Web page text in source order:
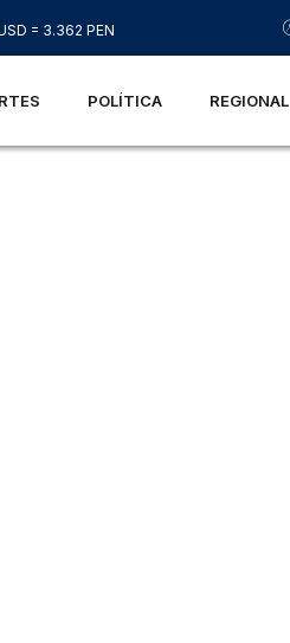
= 3.362 PEN
POLÍTICA REGIONAL